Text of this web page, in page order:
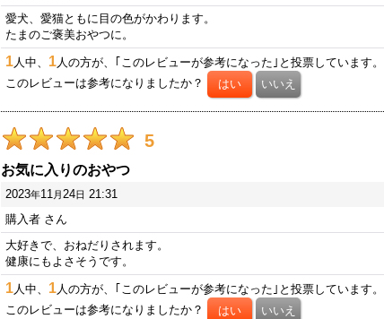
愛犬、愛猫ともに目の色がかわります。
たまのご褒美おやつに。
1人中、 1人の方が、｢このレビューが参考になった｣と投票しています。
このレビューは参考になりましたか？
5
お気に入りのおやつ
2023年11月24日 21:31
購入者 さん
大好きで、おねだりされます。
健康にもよさそうです。
1人中、 1人の方が、｢このレビューが参考になった｣と投票しています。
このレビューは参考になりましたか？